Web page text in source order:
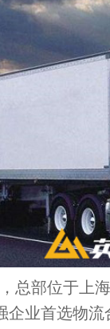
部位于上海
企业首选物